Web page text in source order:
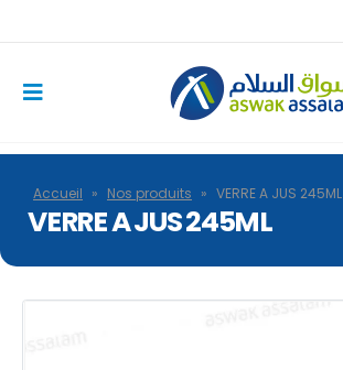
Accueil » Nos produits » VERRE A JUS 245ML
VERRE A JUS 245ML